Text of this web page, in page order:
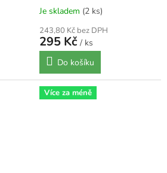
Je skladem (2 ks)
243,80 Kč bez DPH
295 Kč / ks
Do košíku
Více za méně